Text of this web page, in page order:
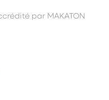
par MAKATON